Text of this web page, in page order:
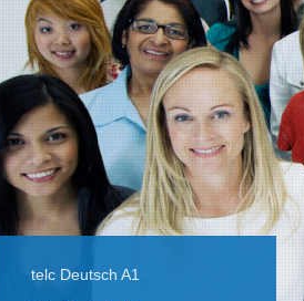
telc Deutsch A1